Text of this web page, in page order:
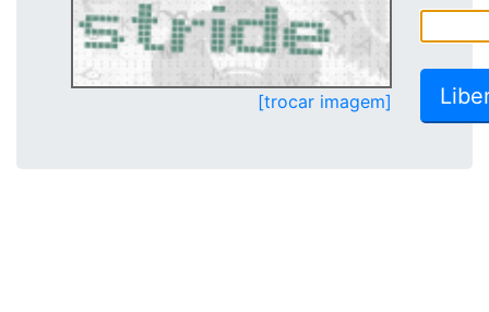
[trocar imagem]